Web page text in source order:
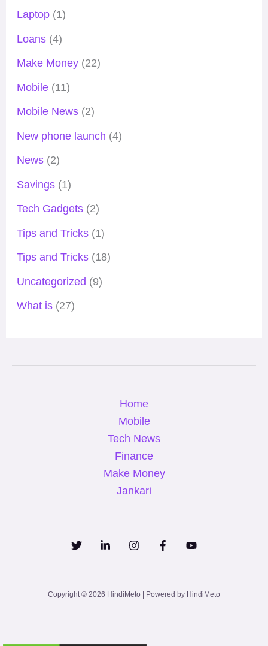
Laptop(1)
Loans(4)
Make Money(22)
Mobile(11)
Mobile News(2)
New phone launch (4)
News(2)
Savings(1)
Tech Gadgets(2)
Tips and Tricks(1)
Tips and Tricks(18)
Uncategorized (9)
What is(27)
Home
Mobile
Tech News
Finance
Make Money
Jankari
Copyright © 2026 HindiMeto | Powered by HindiMeto